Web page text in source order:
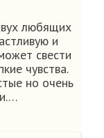
любящих
и
свести
чувства.
но очень